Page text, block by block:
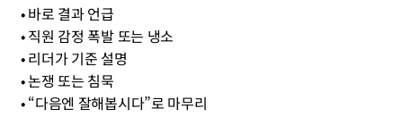
   • 바로 결과 언급
   • 직원 감정 폭발 또는 냉소
   • 리더가 기준 설명
   • 논쟁 또는 침묵
   • “다음엔 잘해봅시다”로 마무리